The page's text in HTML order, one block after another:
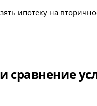
ипотеку на
сравнение